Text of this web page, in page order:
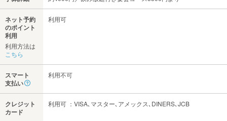
ネット予約
のポイント
利用
利用方法は
こちら
利用可
スマート
支払い
利用不可
クレジット
カード
利用可 ：VISA､マスター､アメックス､DINERS､JCB